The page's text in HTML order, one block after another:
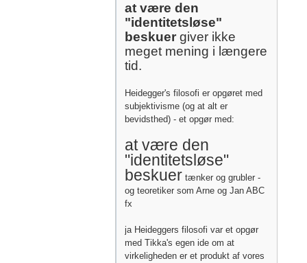
at være den
"identitetsløse"
beskuer giver ikke
meget mening i længere
tid.
Heidegger's filosofi er opgøret med
subjektivisme (og at alt er
bevidsthed) - et opgør med:
at være den
"identitetsløse"
beskuer tænker og grubler -
og teoretiker som Arne og Jan ABC
fx
ja Heideggers filosofi var et opgør
med Tikka's egen ide om at
virkeligheden er et produkt af vores